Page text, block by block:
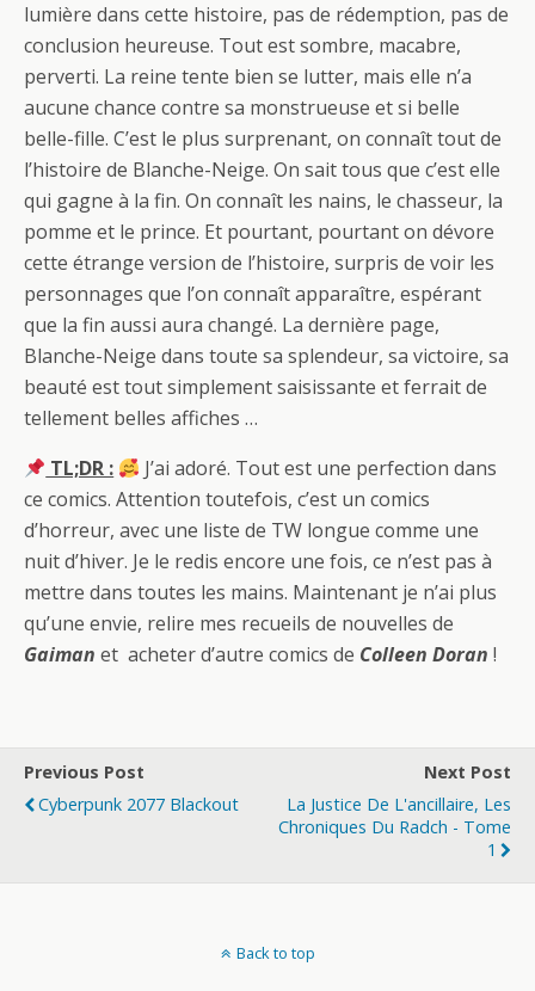
lumière dans cette histoire, pas de rédemption, pas de
conclusion heureuse. Tout est sombre, macabre,
perverti. La reine tente bien se lutter, mais elle n’a
aucune chance contre sa monstrueuse et si belle
belle-fille. C’est le plus surprenant, on connaît tout de
l’histoire de Blanche-Neige. On sait tous que c’est elle
qui gagne à la fin. On connaît les nains, le chasseur, la
pomme et le prince. Et pourtant, pourtant on dévore
cette étrange version de l’histoire, surpris de voir les
personnages que l’on connaît apparaître, espérant
que la fin aussi aura changé. La dernière page,
Blanche-Neige dans toute sa splendeur, sa victoire, sa
beauté est tout simplement saisissante et ferrait de
tellement belles affiches …
TL;DR :
J’ai adoré. Tout est une perfection dans
ce comics. Attention toutefois, c’est un comics
d’horreur, avec une liste de TW longue comme une
nuit d’hiver. Je le redis encore une fois, ce n’est pas à
mettre dans toutes les mains. Maintenant je n’ai plus
qu’une envie, relire mes recueils de nouvelles de
Gaiman et acheter d’autre comics de Colleen Doran !
Previous Post
Cyberpunk 2077 Blackout
Next Post
La Justice De L'ancillaire, Les
Chroniques Du Radch - Tome
1
Back to top